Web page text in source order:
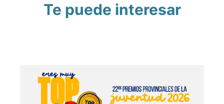
Te puede interesar